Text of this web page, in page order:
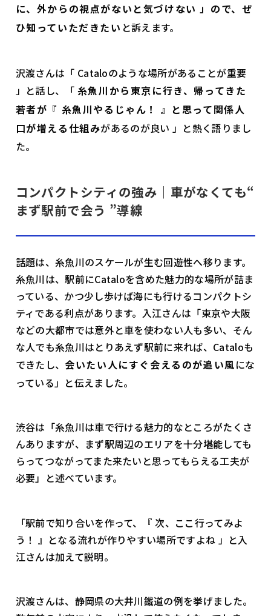
に、外からの視点がないと気づけない 」ので、ぜ
ひ知っていただきたい と訴えます。
沢渡さんは「 Cataloのような場所があることが重要
」と話し、「 糸魚川から東京に行き、帰ってきた
若者が『 糸魚川やるじゃん！ 』と思って関係人
口が増える仕組みがあるのが良い 」と熱く語りまし
た。
コンパクトシティの強み｜車がなくても“
まず駅前で会う ”導線
話題は、糸魚川のスケールが生む回遊性へ移ります。
糸魚川は、駅前にCataloを含めた魅力的な場所が詰ま
っている、かつ少し歩けば海にも行けるコンパクトシ
ティである利点があります。入江さんは「東京や大阪
などの大都市では意外と車を使わない人も多い、そん
な人でも糸魚川はとりあえず駅前に来れば、Cataloも
できたし、 会いたい人にすぐ会えるのが追い風にな
っている」と伝えました。
渋谷は「糸魚川は車で行ける魅力的なところがたくさ
んありますが、まず駅周辺のエリアを十分堪能しても
らってつながってまた来たいと思ってもらえる工夫が
必要」と述べています。
「駅前で知り合いを作って、『 次、ここ行ってみよ
う！ 』となる流れが作りやすい場所ですよね 」と入
江さんは加えて説明。
沢渡さんは、静岡県の大井川鐵道の例を挙げました。